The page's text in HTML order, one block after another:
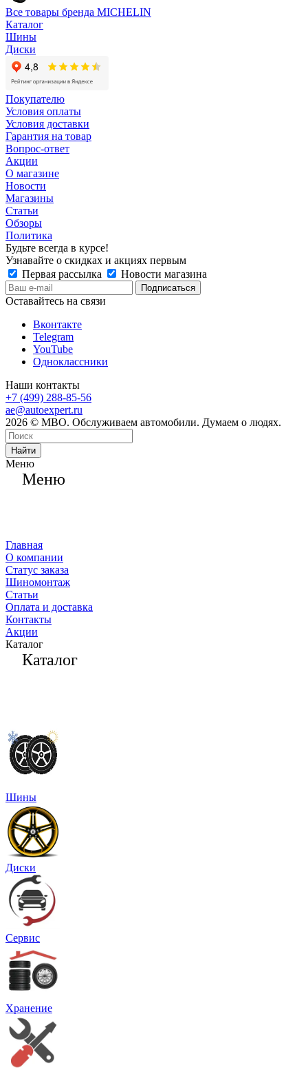
Все товары бренда MICHELIN
Каталог
Шины
Диски
Покупателю
Условия оплаты
Условия доставки
Гарантия на товар
Вопрос-ответ
Акции
О магазине
Новости
Магазины
Статьи
Обзоры
Политика
Будьте всегда в курсе!
Узнавайте о скидках и акциях первым
Первая рассылка
Новости магазина
Оставайтесь на связи
Вконтакте
Telegram
YouTube
Одноклассники
Наши контакты
+7 (499) 288-85-56
ae@autoexpert.ru
2026 © МВО. Обслуживаем автомобили. Думаем о людях.
Найти
Меню
Меню
Главная
О компании
Статус заказа
Шиномонтаж
Статьи
Оплата и доставка
Контакты
Акции
Каталог
Каталог
Шины
Диски
Сервис
Хранение